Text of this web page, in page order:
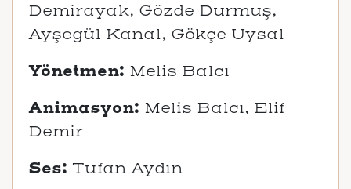
Demirayak, Gözde Durmuş,
Ayşegül Kanal, Gökçe Uysal
Yönetmen: Melis Balcı
Animasyon: Melis Balcı, Elif
Demir
Ses: Tufan Aydın